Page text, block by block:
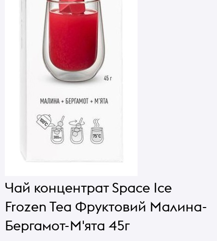
Чай концентрат Space Ice
Frozen Tea Фруктовий Малина-
Бергамот-М'ята 45г